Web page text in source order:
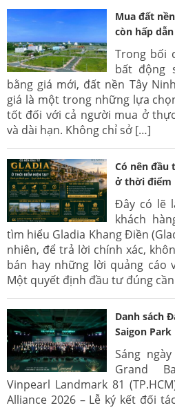
Mua đất
còn hấp dẫn
Trong bối
bất động
bằng giá mới, đất nền Tây
giá là một trong những lựa
tốt đối với cả người mua ở
và dài hạn. Không chỉ sở […]
Có nên đầu
ở thời điểm
Đây có lẽ
khách
tìm hiểu Gladia Khang Điền
nhiên, để trả lời chính xác,
bán hay những lời quảng cáo
Một quyết định đầu tư đúng
Danh sách
Saigon
Sáng
Grand
Vinpearl Landmark 81
Alliance 2026 – Lễ ký kết đối